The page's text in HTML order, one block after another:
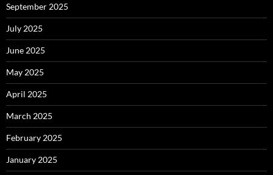
September 2025
July 2025
June 2025
May 2025
April 2025
March 2025
February 2025
January 2025